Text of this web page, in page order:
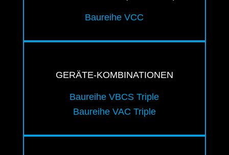
Baureihe VCC
GERÄTE-KOMBINATIONEN
Baureihe VBCS Triple
Baureihe VAC Triple